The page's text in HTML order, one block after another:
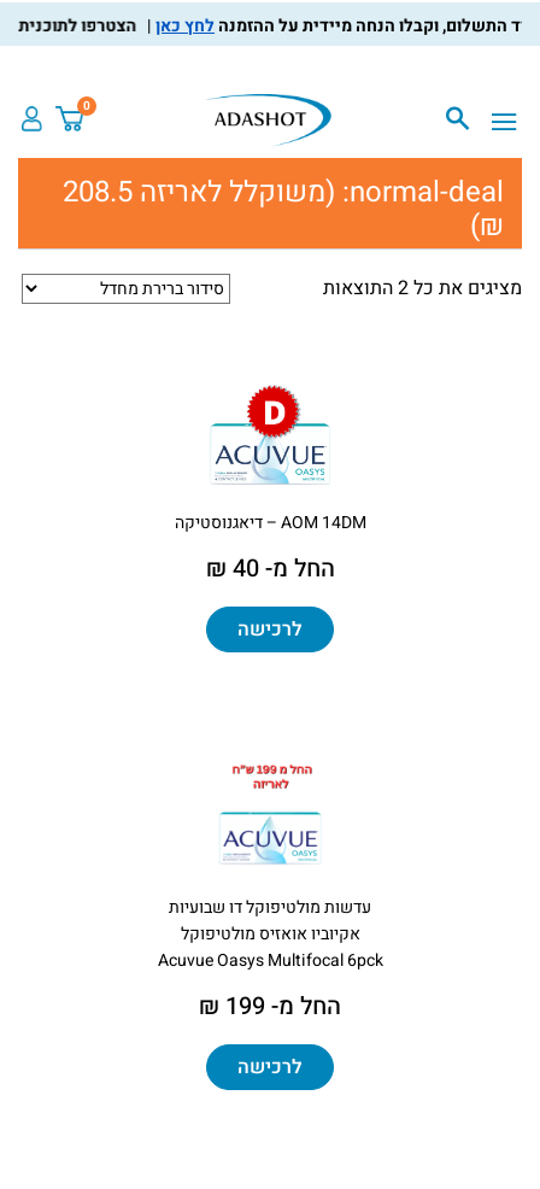
לחץ כאן הצטרפו לתוכנית
0
normal-deal:
(משוקלל לאריזה 208.5
₪)
מציגים את כל ⁦2⁩ התוצאות
AOM 14DM – דיאגנוסטיקה
החל מ- 40 ₪
לרכישה
עדשות מולטיפוקל דו שבועיות
אקיוביו אואזיס מולטיפוקל
Acuvue Oasys Multifocal 6pck
החל מ- 199 ₪
לרכישה